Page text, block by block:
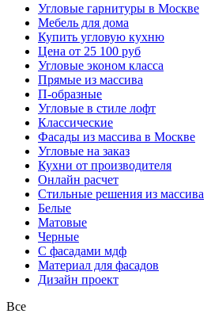
Угловые гарнитуры в Москве
Мебель для дома
Купить угловую кухню
Цена от 25 100 руб
Угловые эконом класса
Прямые из массива
П-образные
Угловые в стиле лофт
Классические
Фасады из массива в Москве
Угловые на заказ
Кухни от производителя
Онлайн расчет
Стильные решения из массива
Белые
Матовые
Черные
С фасадами мдф
Материал для фасадов
Дизайн проект
Все